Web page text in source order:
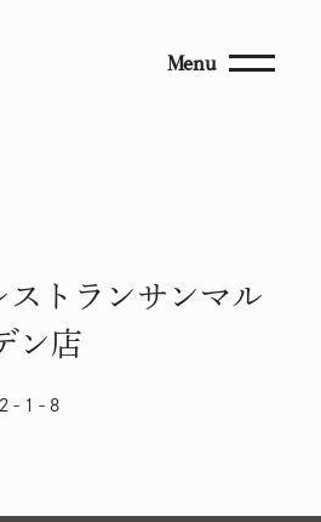
Menu
ストランサンマル
ン店
-１-８